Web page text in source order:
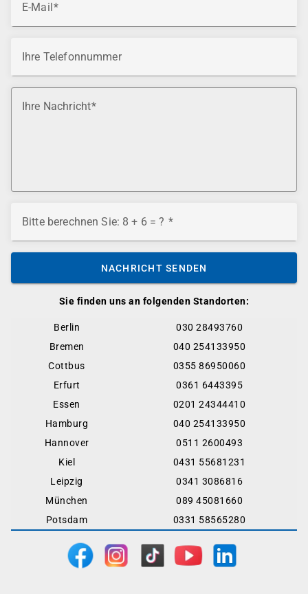
Sie finden uns an folgenden Standorten:
Berlin
030 28493760
Bremen
040 254133950
Cottbus
0355 86950060
Erfurt
0361 6443395
Essen
0201 24344410
Hamburg
040 254133950
Hannover
0511 2600493
Kiel
0431 55681231
Leipzig
0341 3086816
München
089 45081660
Potsdam
0331 58565280
E-Mail
Ihre Telefonnummer
Ihre Nachricht
Bitte berechnen Sie: 8 + 6 = ?
NACHRICHT SENDEN